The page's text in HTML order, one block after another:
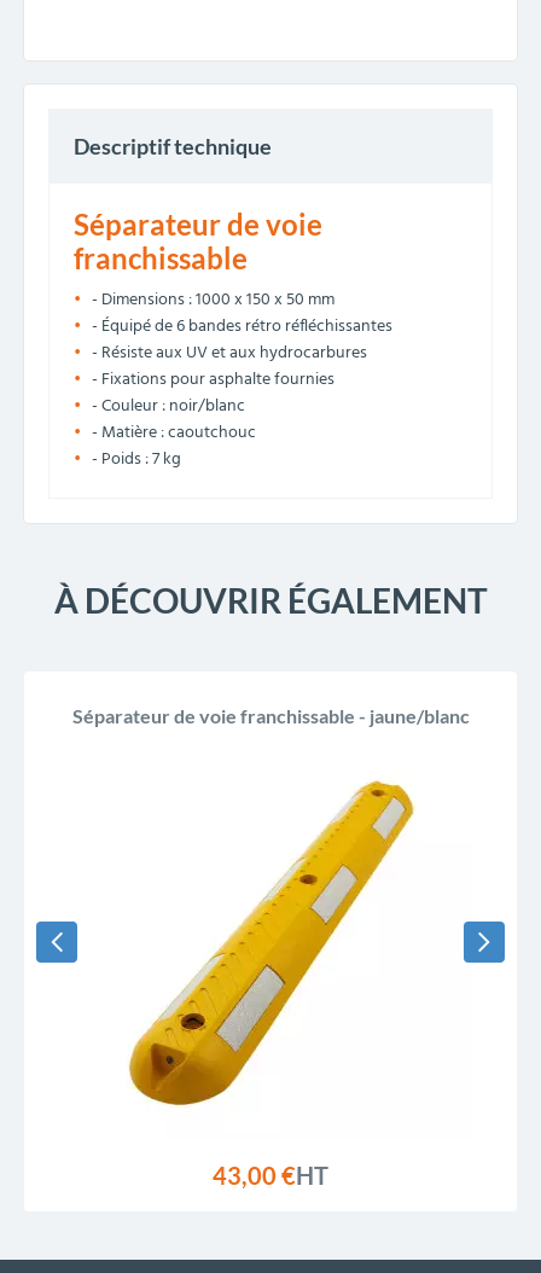
Descriptif technique
Séparateur de voie
franchissable
- Dimensions : 1000 x 150 x 50 mm
- Équipé de 6 bandes rétro réfléchissantes
- Résiste aux UV et aux hydrocarbures
- Fixations pour asphalte fournies
- Couleur : noir/blanc
- Matière : caoutchouc
- Poids : 7 kg
À DÉCOUVRIR ÉGALEMENT
Séparateur de voie franchissable - jaune/blanc
43,00 €HT